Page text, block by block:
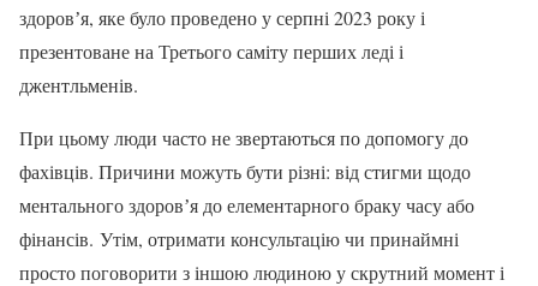
здоровʼя, яке було проведено у серпні 2023 року і
презентоване на Третього саміту перших леді і
джентльменів.
При цьому люди часто не звертаються по допомогу до
фахівців. Причини можуть бути різні: від стигми щодо
ментального здоровʼя до елементарного браку часу або
фінансів. Утім, отримати консультацію чи принаймні
просто поговорити з іншою людиною у скрутний момент і